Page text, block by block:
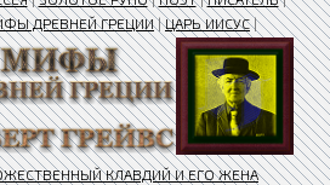
ДРЕВНЕЙ ГРЕЦИИ|ЦАРЬ ИИСУС|
КЛАВДИЙ И ЕГО ЖЕНА